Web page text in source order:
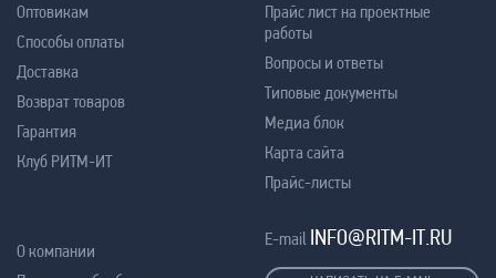
Оптовикам
Способы оплаты
Доставка
Возврат товаров
Гарантия
Клуб РИТМ-ИТ
Прайс лист на проектные
работы
Вопросы и ответы
Типовые документы
Медиа блок
Карта сайта
Прайс-листы
О компании
E-mail INFO@RITM-IT.RU